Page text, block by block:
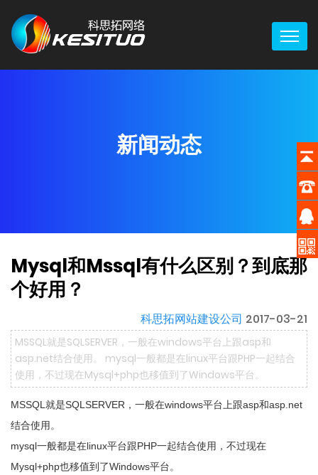
新闻动态
Mysql和mssql有什么区别？到底那
个好用？
科思拓网站建设公司 2017-03-21
MSSQL就是SQLSERVER，一般在windows平台上跟asp和
asp.net结合使用。 mysql一般都是在linux平台跟PHP一起结合
使用，不过现在Mysql+php也移值到了Windows平台。
MSSQL就是SQLSERVER，一般在windows平台上跟asp和asp.net
结合使用。
mysql一般都是在linux平台跟PHP一起结合使用，不过现在
Mysql+php也移值到了Windows平台。